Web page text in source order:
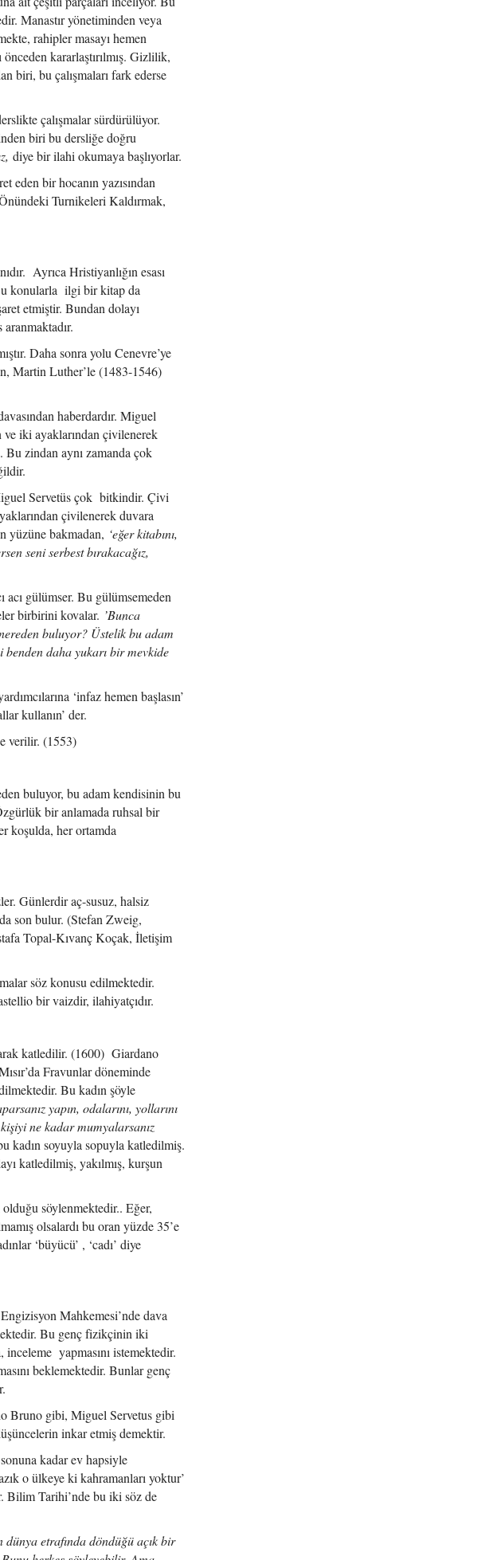
Manastır yönetiminden veya
rahipler masayı hemen
kararlaştırılmış. Gizlilik,
biri, bu çalışmaları fark ederse
çalışmalar sürdürülüyor.
biri bu dersliğe doğru
diye bir ilahi okumaya başlıyorlar.
eden bir hocanın yazısından
Turnikeleri Kaldırmak,
Ayrıca Hristiyanlığın esası
konularla ilgi bir kitap da
etmiştir. Bundan dolayı
Daha sonra yolu Cenevre’ye
Martin Luther’le (1483-1546)
haberdardır. Miguel
ve iki ayaklarından çivilenerek
Bu zindan aynı zamanda çok
Servetüs çok bitkindir. Çivi
çivilenerek duvara
yüzüne bakmadan, ‘eğer kitabını,
seni serbest bırakacağız,
gülümser. Bu gülümsemeden
birbirini kovalar. ’Bunca
buluyor? Üstelik bu adam
daha yukarı bir mevkide
‘infaz hemen başlasın’
kullanın’ der.
verilir. (1553)
buluyor, bu adam kendisinin bu
bir anlamada ruhsal bir
koşulda, her ortamda
Günlerdir aç-susuz, halsiz
son bulur. (Stefan Zweig,
Topal-Kıvanç Koçak, İletişim
söz konusu edilmektedir.
bir vaizdir, ilahiyatçıdır.
katledilir. (1600) Giardano
Fravunlar döneminde
Bu kadın şöyle
yapın, odalarını, yollarını
ne kadar mumyalarsanız
kadın soyuyla sopuyla katledilmiş.
katledilmiş, yakılmış, kurşun
söylenmektedir.. Eğer,
olsalardı bu oran yüzde 35’e
‘büyücü’ , ‘cadı’ diye
Mahkemesi’nde dava
Bu genç fizikçinin iki
yapmasını istemektedir.
beklemektedir. Bunlar genç
Bruno gibi, Miguel Servetus gibi
inkar etmiş demektir.
kadar ev hapsiyle
o ülkeye ki kahramanları yoktur’
Bilim Tarihi’nde bu iki söz de
dünya etrafında döndüğü açık bir